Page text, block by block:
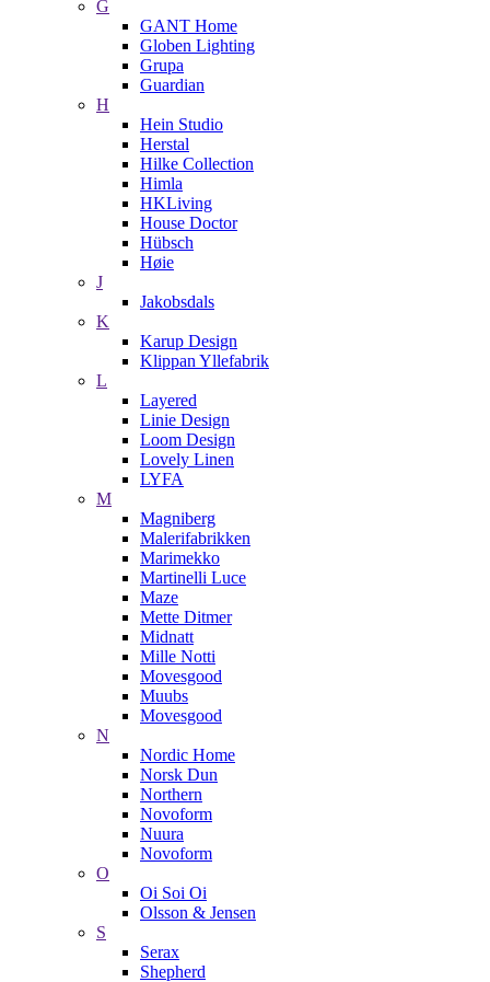
G
GANT Home
Globen Lighting
Grupa
Guardian
H
Hein Studio
Herstal
Hilke Collection
Himla
HKLiving
House Doctor
Hübsch
Høie
J
Jakobsdals
K
Karup Design
Klippan Yllefabrik
L
Layered
Linie Design
Loom Design
Lovely Linen
LYFA
M
Magniberg
Malerifabrikken
Marimekko
Martinelli Luce
Maze
Mette Ditmer
Midnatt
Mille Notti
Movesgood
Muubs
Movesgood
N
Nordic Home
Norsk Dun
Northern
Novoform
Nuura
Novoform
O
Oi Soi Oi
Olsson & Jensen
S
Serax
Shepherd